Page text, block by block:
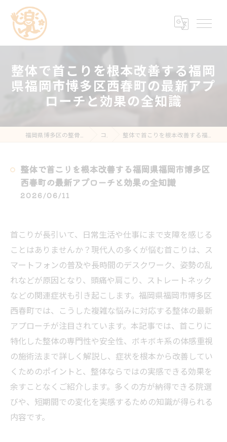
整体で首こりを根本改善する福岡
県福岡市博多区西春町の最新アプ
ローチと効果の全知識
コラム 整体で首こりを根本改善する福岡県福岡市博多区西春町の最新アプローチと効果の全知識
整体で首こりを根本改善する福岡県福岡市博多区
西春町の最新アプローチと効果の全知識
2026/06/11
首こりが長引いて、日常生活や仕事にまで支障を感じる
ことはありませんか？現代人の多くが悩む首こりは、ス
マートフォンの普及や長時間のデスクワーク、姿勢の乱
れなどが原因となり、頭痛や肩こり、ストレートネック
などの関連症状も引き起こします。福岡県福岡市博多区
西春町では、こうした複雑な悩みに対応する整体の最新
アプローチが注目されています。本記事では、首こりに
特化した整体の専門性や安全性、ボキボキ系の体感重視
の施術法まで詳しく解説し、症状を根本から改善してい
くためのポイントと、整体ならではの実感できる効果を
余すことなくご紹介します。多くの方が納得できる院選
びや、短期間での変化を実感するための知識が得られる
内容です。